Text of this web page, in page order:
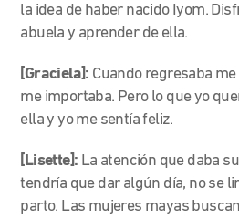
la idea de haber nacido Iyom.
abuela y aprender de ella.
[Graciela]: Cuando regresaba
me importaba. Pero lo que yo
ella y yo me sentía feliz.
[Lisette]: La atención que daba
tendría que dar algún día, no se
parto. Las mujeres mayas